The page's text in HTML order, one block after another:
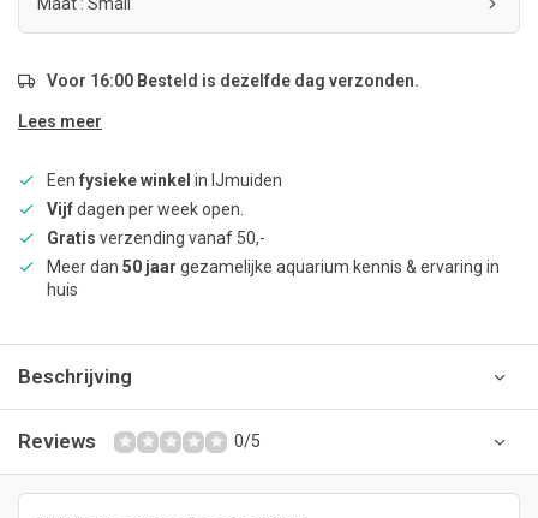
Voor 16:00 Besteld is dezelfde dag verzonden.
Lees meer
Een fysieke winkel in IJmuiden
Vijfdagen per week open.
Gratis verzending vanaf 50,-
Meer dan 50 jaar gezamelijke aquarium kennis & ervaring in
huis
Beschrijving
Reviews 0/5